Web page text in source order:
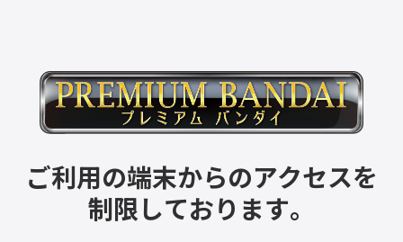
ご利用の端末からのアクセスを
制限しております。